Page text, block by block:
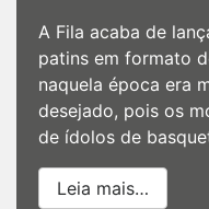
A Fila acaba de
patins em formato
naquela época era
desejado, pois os
de ídolos de
Leia mais…